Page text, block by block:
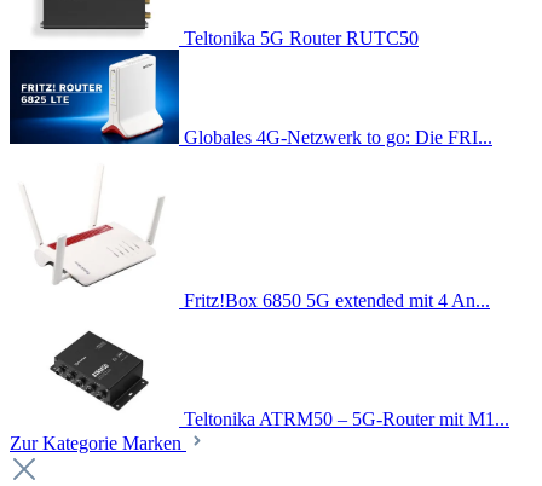
Teltonika 5G Router RUTC50
Globales 4G-Netzwerk to go: Die FRI...
Fritz!Box 6850 5G extended mit 4 An...
Teltonika ATRM50 – 5G-Router mit M1...
Zur Kategorie Marken